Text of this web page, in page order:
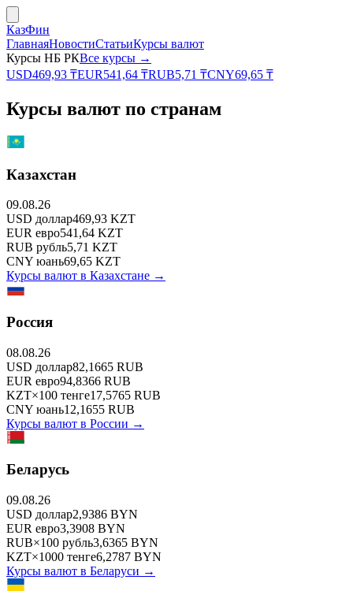
КазФин
ГлавнаяНовостиСтатьиКурсы валют
Курсы НБ РКВсе курсы →
USD469,93 ₸EUR541,64 ₸RUB5,71 ₸CNY69,65 ₸
Курсы валют по странам
Казахстан
09.08.26
USD доллар469,93 KZT
EUR евро541,64 KZT
RUB рубль5,71 KZT
CNY юань69,65 KZT
Курсы валют в Казахстане →
Россия
08.08.26
USD доллар82,1665 RUB
EUR евро94,8366 RUB
KZT×100 тенге17,5765 RUB
CNY юань12,1655 RUB
Курсы валют в России →
Беларусь
09.08.26
USD доллар2,9386 BYN
EUR евро3,3908 BYN
RUB×100 рубль3,6365 BYN
KZT×1000 тенге6,2787 BYN
Курсы валют в Беларуси →